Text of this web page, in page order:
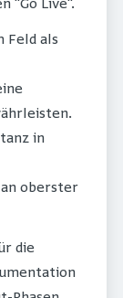
"Go Live".
Feld als
in
oberster
die